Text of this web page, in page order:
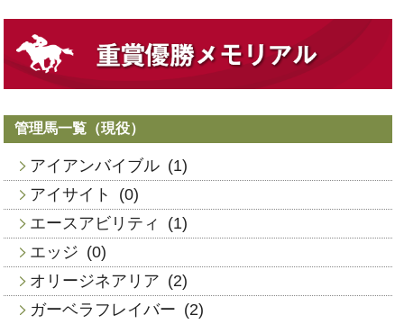
管理馬一覧（現役）
アイアンバイブル (1)
アイサイト
(0)
エースアビリティ
(1)
エッジ (0)
オリージネアリア (2)
ガーベラフレイバー (2)